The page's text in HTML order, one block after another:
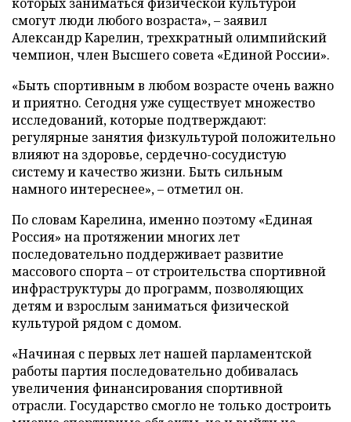
смогут люди любого возраста», – заявил
Александр Карелин, трехкратный олимпийский
чемпион, член Высшего совета «Единой России».
«Быть спортивным в любом возрасте очень важно
и приятно. Сегодня уже существует множество
исследований, которые подтверждают:
регулярные занятия физкультурой положительно
влияют на здоровье, сердечно-сосудистую
систему и качество жизни. Быть сильным
намного интереснее», – отметил он.
По словам Карелина, именно поэтому «Единая
Россия» на протяжении многих лет
последовательно поддерживает развитие
массового спорта – от строительства спортивной
инфраструктуры до программ, позволяющих
детям и взрослым заниматься физической
культурой рядом с домом.
«Начиная с первых лет нашей парламентской
работы партия последовательно добивалась
увеличения финансирования спортивной
отрасли. Государство смогло не только достроить